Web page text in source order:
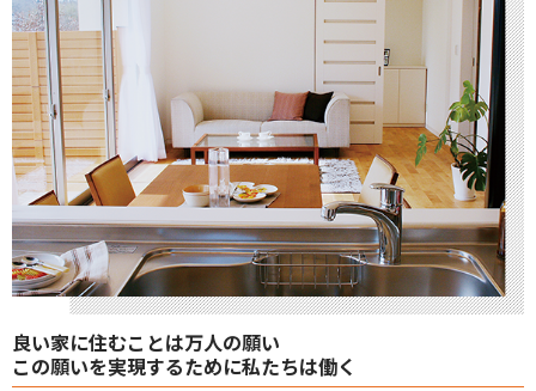
良い家に住むことは万人の願い
この願いを実現するために私たちは働く